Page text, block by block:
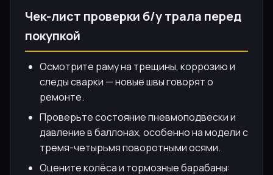
Чек-лист проверки б/у трала перед
покупкой
Осмотрите раму на трещины, коррозию и
следы сварки — новые швы говорят о
ремонте.
Проверьте состояние пневмоподвески и
давление в баллонах, особенно на модели с
тремя-четырьмя поворотными осями.
Оцените колёса и тормозные барабаны: